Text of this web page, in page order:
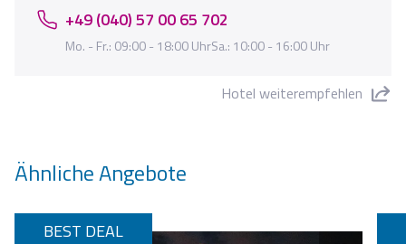
+49 (040) 57 00 65 702
Mo. - Fr.: 09:00 - 18:00 UhrSa.: 10:00 - 16:00 Uhr
Hotel weiterempfehlen
Ähnliche Angebote
BEST DEAL